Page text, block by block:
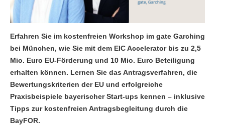
Erfahren Sie im kostenfreien Workshop im gate Garching
bei München, wie Sie mit dem EIC Accelerator bis zu 2,5
Mio. Euro EU-Förderung und 10 Mio. Euro Beteiligung
erhalten können. Lernen Sie das Antragsverfahren, die
Bewertungskriterien der EU und erfolgreiche
Praxisbeispiele bayerischer Start-ups kennen – inklusive
Tipps zur kostenfreien Antragsbegleitung durch die
BayFOR.